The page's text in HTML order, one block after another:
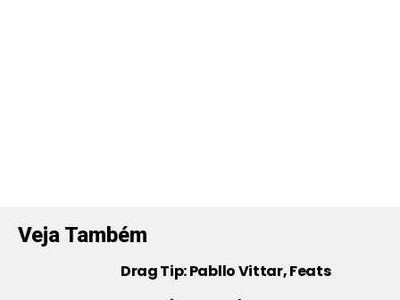
Veja Também
Drag Tip: Pabllo Vittar, Feats